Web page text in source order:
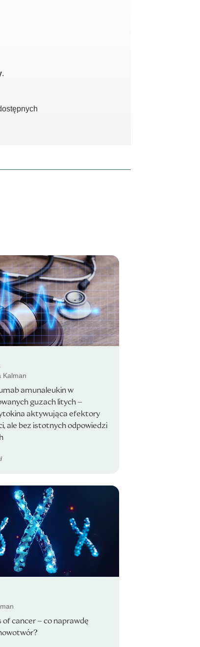
.
Kalman
amunaleukin w
guzach litych –
aktywująca efektory
ale bez istotnych odpowiedzi
of cancer – co naprawdę